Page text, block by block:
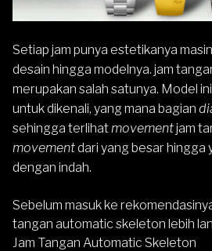
Setiap jam punya estetikanya
desain hingga modelnya. jam
merupakan salah satunya. Model
untuk dikenali, yang mana bagian
sehingga terlihatmovementjam
movementdari yang besar hingga
dengan indah.
Sebelum masuk ke
tangan automatic skeleton lebih
Jam Tangan Automatic Skeleton